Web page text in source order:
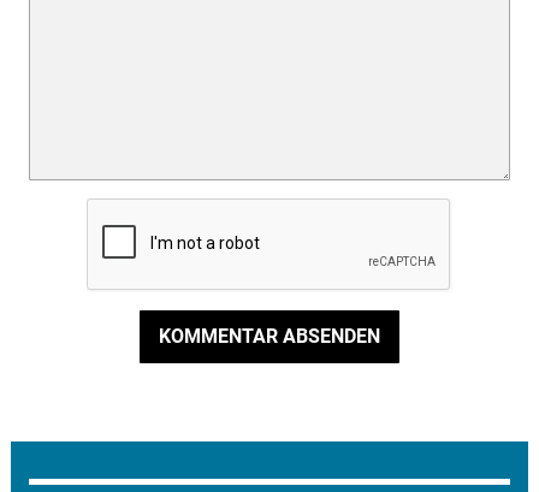
KOMMENTAR ABSENDEN